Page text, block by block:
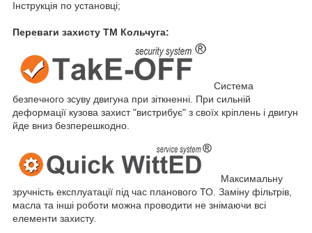
Інструкція по установці;
Переваги захисту ТМ Кольчуга:
Система
безпечного зсуву двигуна при зіткненні. При сильній
деформації кузова захист "вистрибує" з своїх кріплень і двигун
йде вниз безперешкодно.
Максимальну
зручність експлуатації під час планового ТО. Заміну фільтрів,
масла та інші роботи можна проводити не знімаючи всі
елементи захисту.